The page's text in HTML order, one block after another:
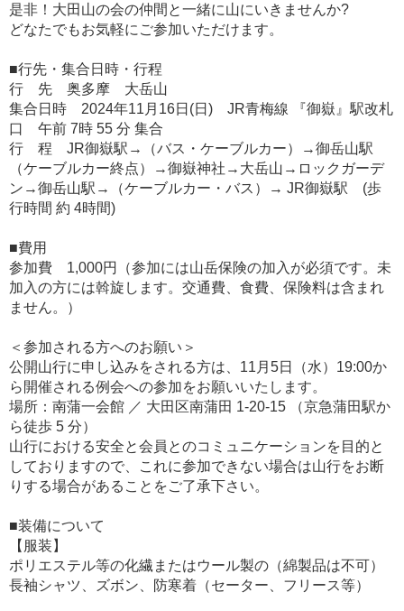
是非！大田山の会の仲間と一緒に山にいきませんか?
どなたでもお気軽にご参加いただけます。
■行先・集合日時・行程
行 先 奥多摩 大岳山
集合日時 2024年11月16日(日) JR青梅線 『御嶽』駅改札
口 午前 7時 55 分 集合
行 程 JR御嶽駅→（バス・ケーブルカー）→御岳山駅
（ケーブルカー終点）→御嶽神社→大岳山→ロックガーデ
ン→御岳山駅→（ケーブルカー・バス）→ JR御嶽駅 (歩
行時間 約 4時間)
■費用
参加費 1,000円（参加には山岳保険の加入が必須です。未
加入の方には斡旋します。交通費、食費、保険料は含まれ
ません。）
＜参加される方へのお願い＞
公開山行に申し込みをされる方は、11月5日（水）19:00か
ら開催される例会への参加をお願いいたします。
場所：南蒲一会館 ／ 大田区南蒲田 1-20-15 （京急蒲田駅か
ら徒歩 5 分）
山行における安全と会員とのコミュニケーションを目的と
しておりますので、これに参加できない場合は山行をお断
りする場合があることをご了承下さい。
■装備について
【服装】
ポリエステル等の化繊またはウール製の（綿製品は不可）
長袖シャツ、ズボン、防寒着（セーター、フリース等）